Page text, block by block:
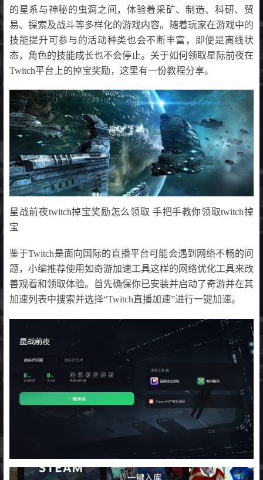
的星系与神秘的虫洞之间，体验着采矿、制造、科研、贸
易、探索及战斗等多样化的游戏内容。随着玩家在游戏中的
技能提升可参与的活动种类也会不断丰富，即便是离线状
态，角色的技能成长也不会停止。关于如何领取星际前夜在
Twitch平台上的掉宝奖励，这里有一份教程分享。
星战前夜twitch掉宝奖励怎么领取 手把手教你领取twitch掉
宝
鉴于Twitch是面向国际的直播平台可能会遇到网络不畅的问
题，小编推荐使用如奇游加速工具这样的网络优化工具来改
善观看和领取体验。首先确保你已安装并启动了奇游并在其
加速列表中搜索并选择“Twitch直播加速”进行一键加速。